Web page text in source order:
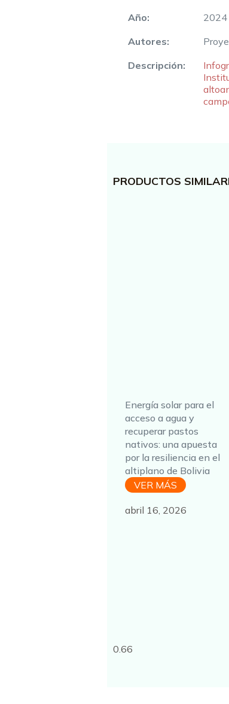
Año:
2024
Autores:
Descripción:
PRODUCTOS
Energía solar para el
acceso a agua y
recuperar pastos
nativos: una apuesta
por la resiliencia en el
altiplano de Bolivia
VER MÁS
abril 16, 2026